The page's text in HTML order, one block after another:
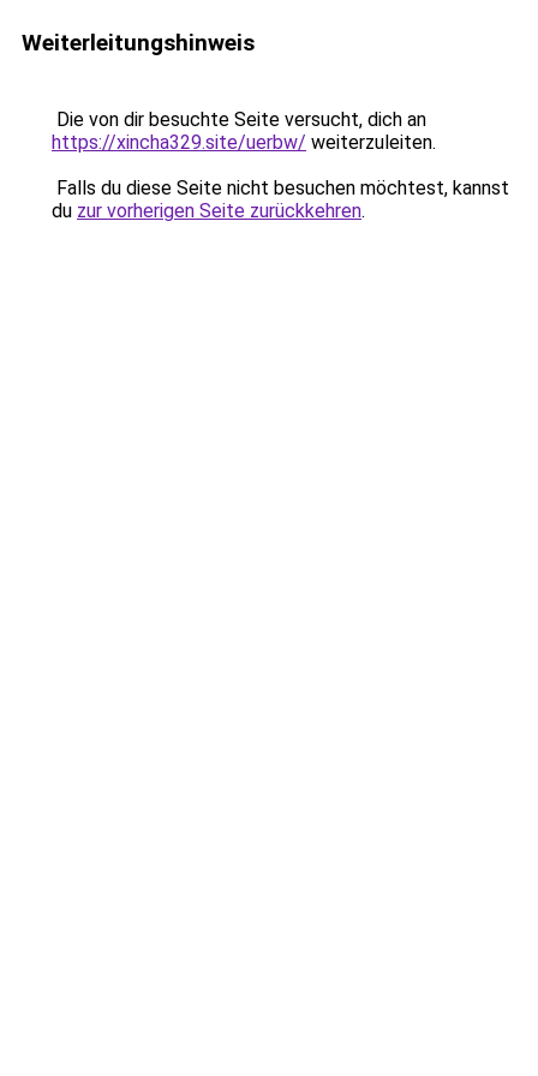
Weiterleitungshinweis
Die von dir besuchte Seite versucht, dich an
https://xincha329.site/uerbw/ weiterzuleiten.
Falls du diese Seite nicht besuchen möchtest, kannst
du zur vorherigen Seite zurückkehren.